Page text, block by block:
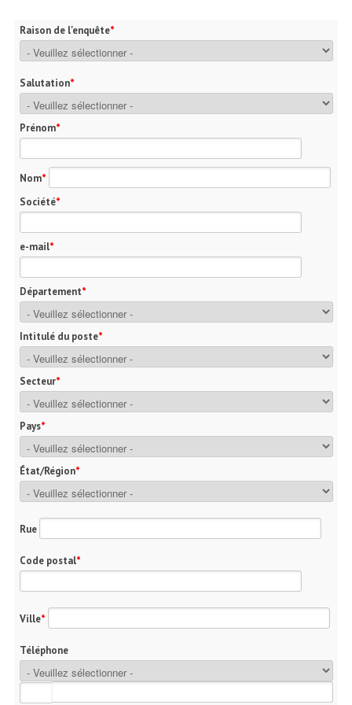
Raison de l'enquête
Salutation
Prénom
Nom
Société
e-mail
Département
Intitulé du poste
Secteur
Pays
État/Région
Rue
Code postal
Ville
Téléphone